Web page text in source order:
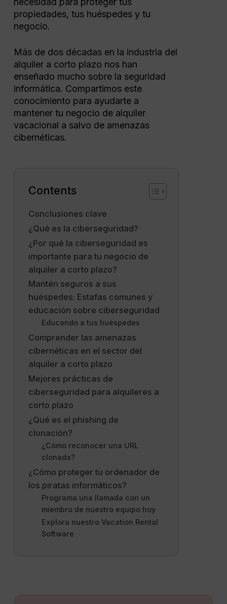
propiedades, tus huéspedes y tu
negocio.
Más de dos décadas en la industria del
alquiler a corto plazo nos han
enseñado mucho sobre la seguridad
informática. Compartimos este
conocimiento para ayudarte a
mantener tu negocio de alquiler
vacacional a salvo de amenazas
cibernéticas.
Contents
Conclusiones clave
¿Qué es la ciberseguridad?
¿Por qué la ciberseguridad es
importante para tu negocio de
alquiler a corto plazo?
Mantén seguros a sus
huéspedes: Estafas comunes y
educación sobre ciberseguridad
Educando a tus huéspedes
Comprender las amenazas
cibernéticas en el sector del
alquiler a corto plazo
Mejores prácticas de
ciberseguridad para alquileres a
corto plazo
¿Qué es el phishing de
clonación?
¿Cómo reconocer una URL
clonada?
¿Cómo proteger tu ordenador de
los piratas informáticos?
Programa una llamada con un
miembro de nuestro equipo hoy
Explora nuestro Vacation Rental
Software